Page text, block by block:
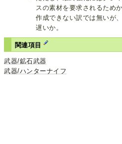
スの素材を要求されるため
作成できない訳では無いが
遅いか。
関連項目
武器/鉱石武器
武器/ハンターナイフ